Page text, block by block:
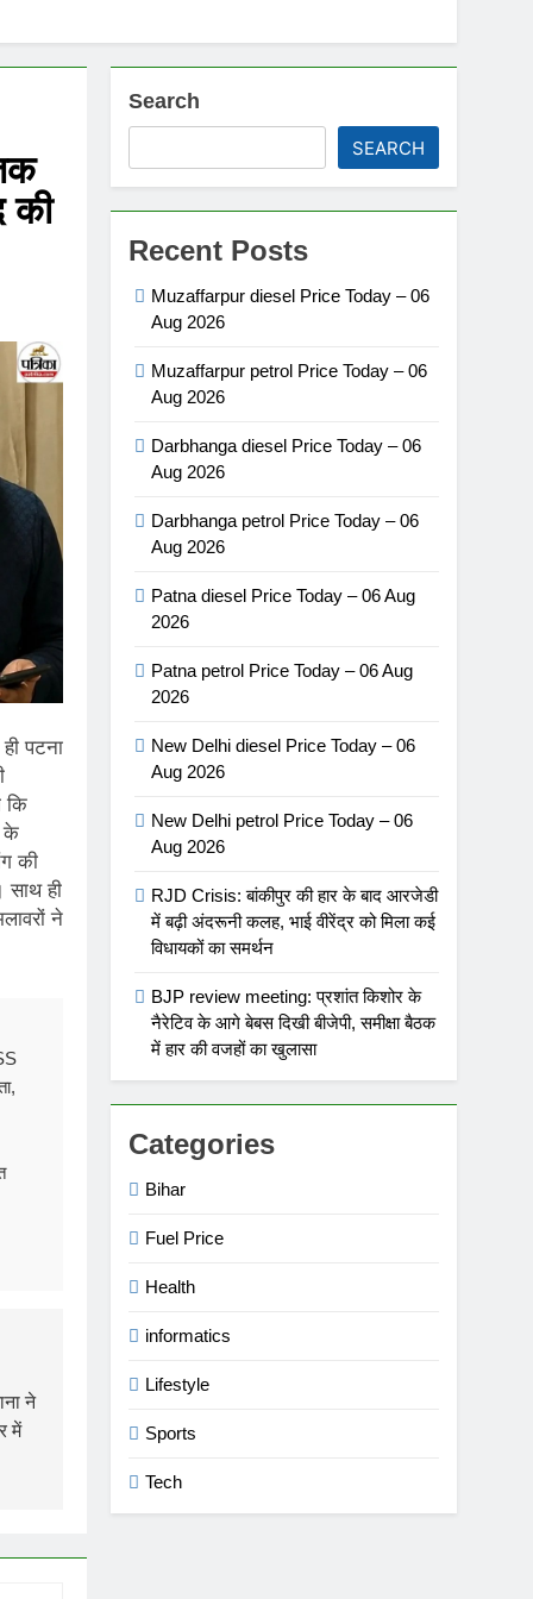
की
पटना
कि
के
की
साथ ही
ने
ने
में
Search
SEARCH
Recent Posts
Muzaffarpur diesel Price Today – 06
Aug 2026
Muzaffarpur petrol Price Today – 06
Aug 2026
Darbhanga diesel Price Today – 06
Aug 2026
Darbhanga petrol Price Today – 06
Aug 2026
Patna diesel Price Today – 06 Aug
2026
Patna petrol Price Today – 06 Aug
2026
New Delhi diesel Price Today – 06
Aug 2026
New Delhi petrol Price Today – 06
Aug 2026
RJD Crisis: बांकीपुर की हार के बाद आरजेडी
में बढ़ी अंदरूनी कलह, भाई वीरेंद्र को मिला कई
विधायकों का समर्थन
BJP review meeting: प्रशांत किशोर के
नैरेटिव के आगे बेबस दिखी बीजेपी, समीक्षा बैठक
में हार की वजहों का खुलासा
Categories
Bihar
Fuel Price
Health
informatics
Lifestyle
Sports
Tech